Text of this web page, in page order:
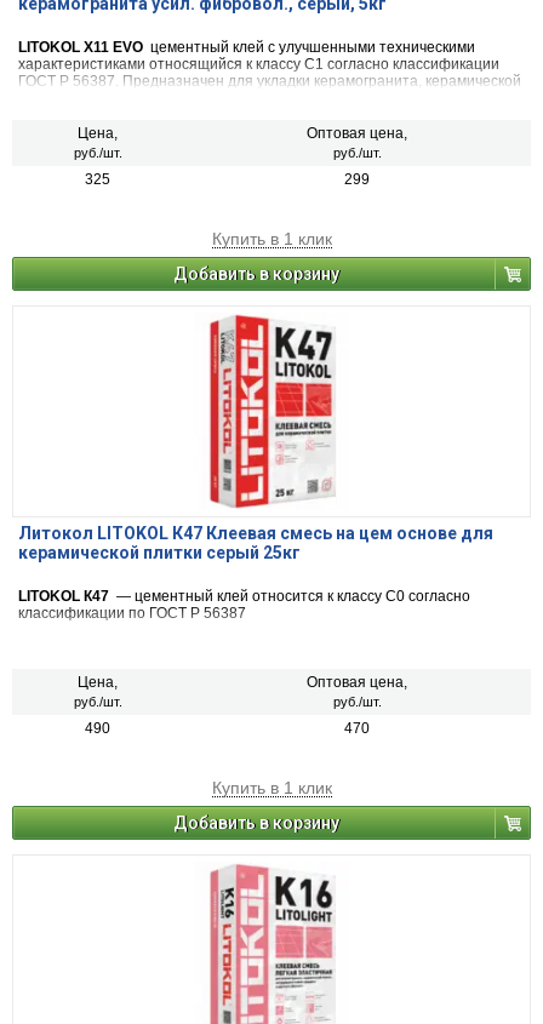
керамогранита усил. фибровол., серый, 5кг
LITOKOL X11 EVO цементный клей с улучшенными техническими
характеристиками относящийся к классу С1 согласно классификации
ГОСТ Р 56387. Предназначен для укладки керамогранита, керамической
наружных работ.
Цена,
руб./шт.
Оптовая цена,
руб./шт.
325 299
Купить в 1 клик
Добавить в корзину
Литокол LITOKOL К47 Клеевая смесь на цем основе для
керамической плитки серый 25кг
LITOKOL К47 — цементный клей относится к классу C0 согласно
классификации по ГОСТ Р 56387
Цена,
руб./шт.
Оптовая цена,
руб./шт.
490 470
Купить в 1 клик
Добавить в корзину